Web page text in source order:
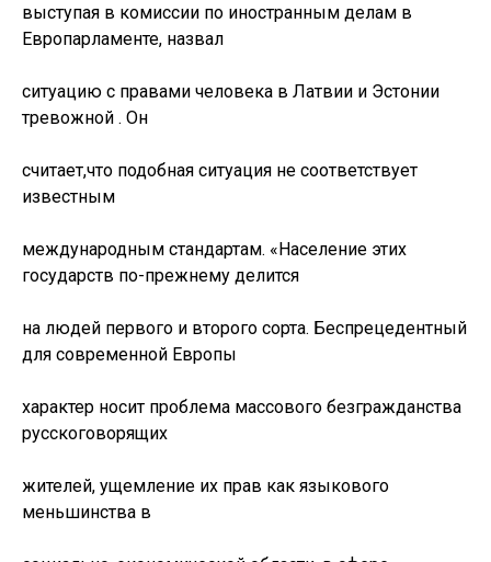
выступая в комиссии по иностранным делам в
Европарламенте, назвал
ситуацию с правами человека в Латвии и Эстонии
тревожной . Он
считает,что подобная ситуация не соответствует
известным
международным стандартам. «Население этих
государств по-прежнему делится
на людей первого и второго сорта. Беспрецедентный
для современной Европы
характер носит проблема массового безгражданства
русскоговорящих
жителей, ущемление их прав как языкового
меньшинства в